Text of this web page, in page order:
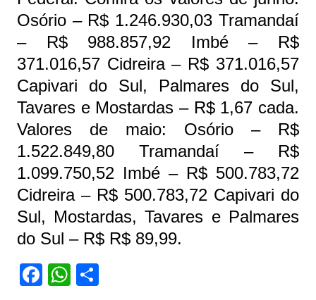
Osório – R$ 1.246.930,03 Tramandaí
– R$ 988.857,92 Imbé – R$
371.016,57 Cidreira – R$ 371.016,57
Capivari do Sul, Palmares do Sul,
Tavares e Mostardas – R$ 1,67 cada.
Valores de maio: Osório – R$
1.522.849,80 Tramandaí – R$
1.099.750,52 Imbé – R$ 500.783,72
Cidreira – R$ 500.783,72 Capivari do
Sul, Mostardas, Tavares e Palmares
do Sul – R$ R$ 89,99.
F W S